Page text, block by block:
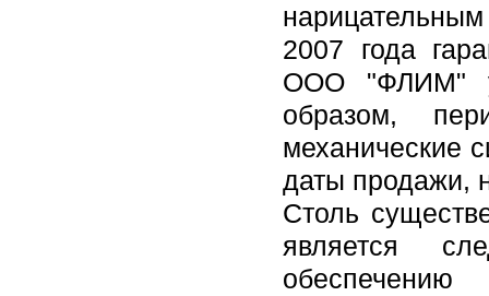
2007 года
ООО "ФЛИМ"
образом,
механические
даты продажи,
Столь
является